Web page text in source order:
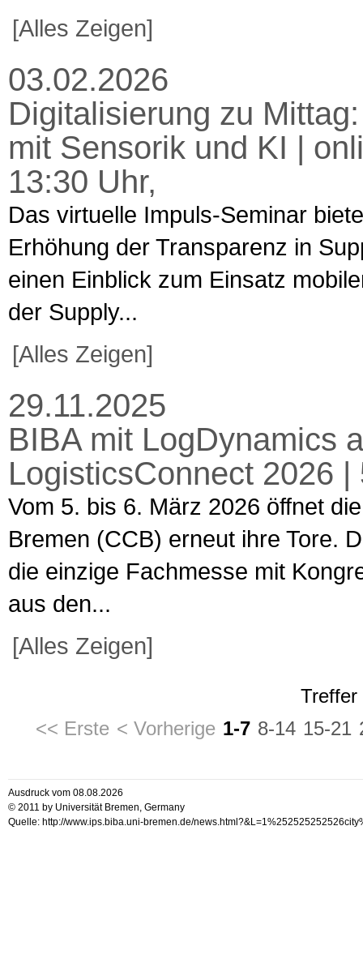
[Alles Zeigen]
03.02.2026
Digitalisierung zu
mit Sensorik und KI |
13:30 Uhr,
Das virtuelle Impuls-Seminar
Erhöhung der Transparenz in
einen Einblick zum Einsatz
der Supply...
[Alles Zeigen]
29.11.2025
BIBA mit LogDynamics
LogisticsConnect 2026
Vom 5. bis 6. März 2026 öffnet
Bremen (CCB) erneut ihre Tore.
die einzige Fachmesse mit
aus den...
[Alles Zeigen]
Treffer
<< Erste < Vorherige 1-7 8-14 15-21
Ausdruck vom 08.08.2026
© 2011 by Universität Bremen, Germany
Quelle: http://www.ips.biba.uni-bremen.de/